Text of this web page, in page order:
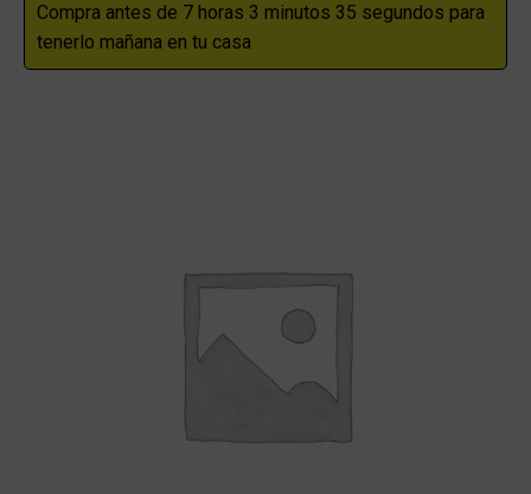
Compra antes de 7 horas 3 minutos 35 segundos para
tenerlo mañana en tu casa